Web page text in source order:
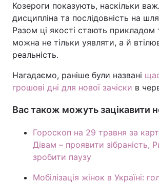
Козероги показують, наскільки
дисципліна та послідовність на
Разом ці якості стають прикладом
можна не тільки уявляти, а й
реальність.
Нагадаємо, раніше були названі
грошові дні для нової зачіски в
Вас також можуть зацікавити
Гороскоп на 29 травня за
Дівам – проявити зібраність,
зробити паузу
Мобілізація жінок в Україні: